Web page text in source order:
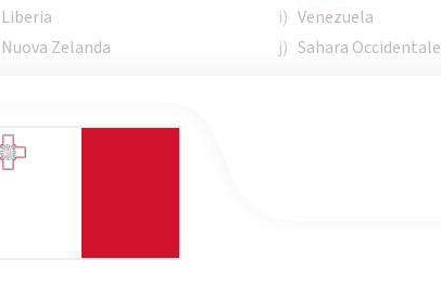
Liberia
Nuova Zelanda
i) Venezuela
j) Sahara Occidentale